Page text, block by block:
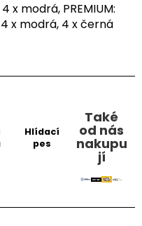
x modrá, PREMIUM:
x modrá, 4 x černá
Hlídací
pes
Také
od nás
nakupu
jí